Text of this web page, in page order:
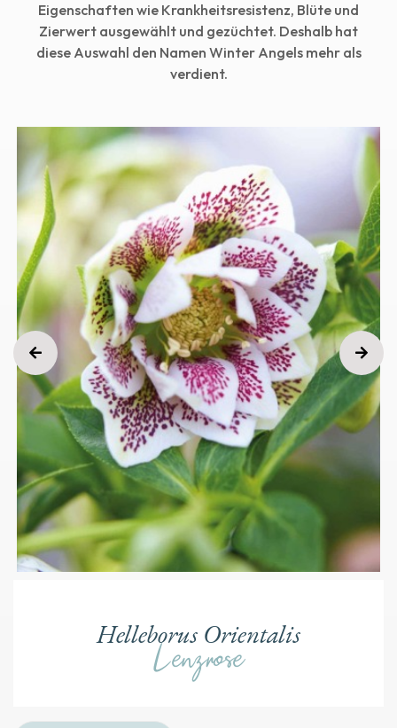
Eigenschaften wie Krankheitsresistenz, Blüte und
Zierwert ausgewählt und gezüchtet. Deshalb hat
diese Auswahl den Namen Winter Angels mehr als
verdient.
Helleborus Orientalis
Lenzrose